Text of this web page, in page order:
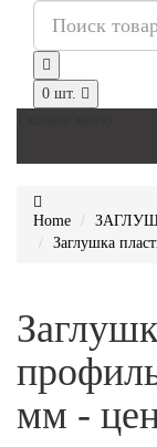
0 шт.
Home
Заглушка
мм -